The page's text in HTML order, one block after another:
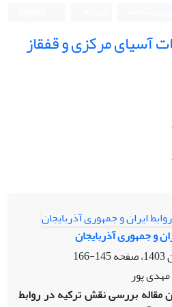
آسیای مرکزی و قفقاز
و جمهوری آذربایجان
145-166
پور
بررسی نقش ترکیه در روابط